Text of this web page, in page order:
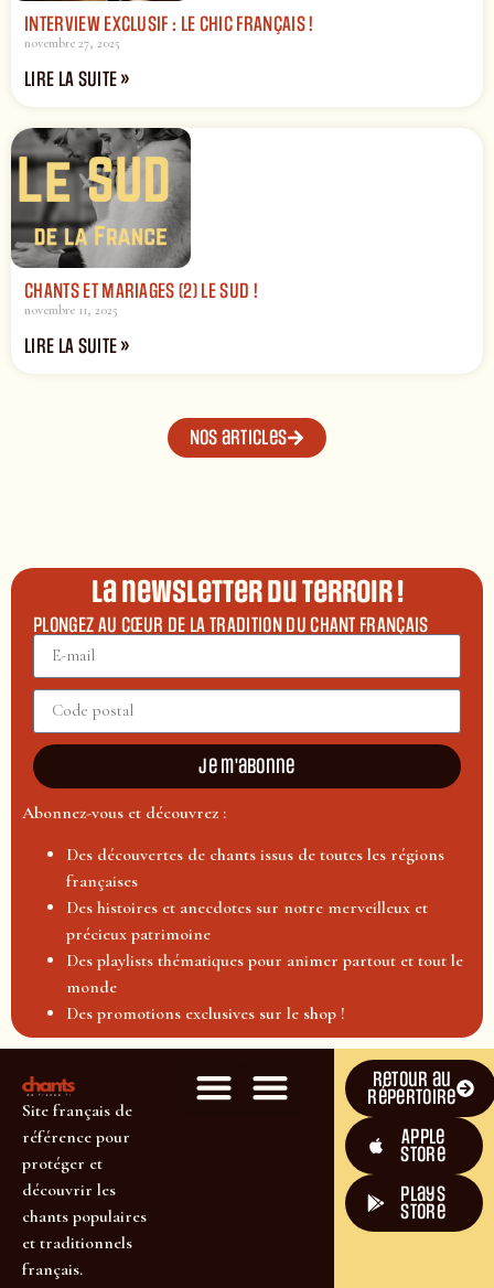
INTERVIEW EXCLUSIF : LE CHIC FRANÇAIS !
novembre 27, 2025
LIRE LA SUITE »
CHANTS ET MARIAGES (2) LE SUD !
novembre 11, 2025
LIRE LA SUITE »
Nos articles
La newsletter du terroir !
PLONGEZ AU CŒUR DE LA TRADITION DU CHANT FRANÇAIS
Je m'abonne
Abonnez-vous et découvrez :
Des découvertes de chants issus de toutes les régions
françaises
Des histoires et anecdotes sur notre merveilleux et
précieux patrimoine
Des playlists thématiques pour animer partout et tout le
monde
Des promotions exclusives sur le shop !
Site français de
référence pour
protéger et
découvrir les
chants populaires
et traditionnels
français.
Retour au
répertoire
Apple
Store
plays
store